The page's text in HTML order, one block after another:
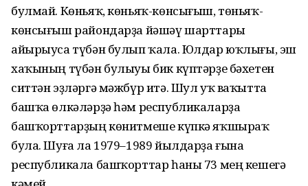
булмай. Көньяҡ, көньяҡ-көнсығыш, төньяҡ-
көнсығыш райондарҙа йәшәү шарттары
айырыуса түбән булып ҡала. Юлдар юҡлығы, эш
хаҡының түбән булыуы бик күптәрҙе бәхетен
ситтән эҙләргә мәжбүр итә. Шул уҡ ваҡытта
башҡа өлкәләрҙә һәм республикаларҙа
башҡорттарҙың көнитмеше күпкә яҡшыраҡ
була. Шуға ла 1979–1989 йылдарҙа ғына
республикала башҡорттар һаны 73 мең кешегә